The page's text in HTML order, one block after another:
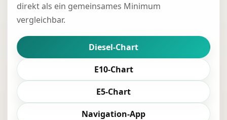
direkt als ein gemeinsames Minimum
vergleichbar.
Diesel-Chart
E10-Chart
E5-Chart
Navigation-App